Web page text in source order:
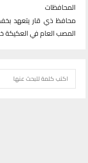
المحافظات
محافظ ذي قار يتعهد
المصب العام في العكيكة خلال 48
e